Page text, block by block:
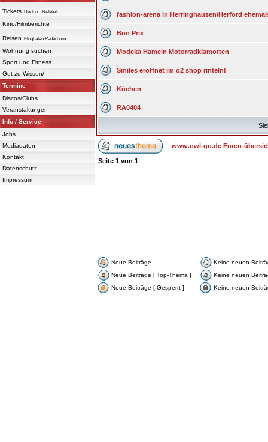
Tickets Herford Bielefeld
Kino/Filmberichte
Reisen Flughafen Paderborn
Wohnung suchen
Sport und Fitness
Gut zu Wissen/
Termine
Discos/Clubs
Veranstaltungen
Info / Service
Jobs
Mediadaten
Kontakt
Datenschutz
Impressum
fashion-arena in Herringhausen/Herford
Bon Prix
Modeka Hameln Motorradklamotten
Smiles eröffnet im o2 shop rinteln!
Küchen
RA0404
www.owl-go.de Foren-
Seite 1 von 1
Neue Beiträge
Keine neuen
Neue Beiträge [ Top-Thema ]
Keine neuen
Neue Beiträge [ Gesperrt ]
Keine neuen